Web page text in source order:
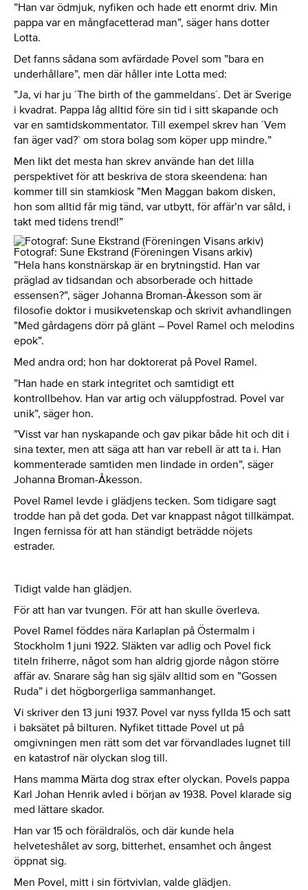
”Han var ödmjuk, nyfiken och hade ett enormt driv. Min
pappa var en mångfacetterad man”, säger hans dotter
Lotta.
Det fanns sådana som avfärdade Povel som ”bara en
underhållare”, men där håller inte Lotta med:
”Ja, vi har ju ´The birth of the gammeldans´. Det är Sverige
i kvadrat. Pappa låg alltid före sin tid i sitt skapande och
var en samtidskommentator. Till exempel skrev han ´Vem
fan äger vad?` om stora bolag som köper upp mindre.”
Men likt det mesta han skrev använde han det lilla
perspektivet för att beskriva de stora skeendena: han
kommer till sin stamkiosk ”Men Maggan bakom disken,
hon som alltid får mig tänd, var utbytt, för affär’n var såld, i
takt med tidens trend!”
Fotograf: Sune Ekstrand (Föreningen Visans arkiv)
”Hela hans konstnärskap är en brytningstid. Han var
präglad av tidsandan och absorberade och hittade
essensen?”, säger Johanna Broman-Åkesson som är
filosofie doktor i musikvetenskap och skrivit avhandlingen
”Med gårdagens dörr på glänt – Povel Ramel och melodins
epok”.
Med andra ord; hon har doktorerat på Povel Ramel.
”Han hade en stark integritet och samtidigt ett
kontrollbehov. Han var artig och väluppfostrad. Povel var
unik”, säger hon.
”Visst var han nyskapande och gav pikar både hit och dit i
sina texter, men att säga att han var rebell är att ta i. Han
kommenterade samtiden men lindade in orden”, säger
Johanna Broman-Åkesson.
Povel Ramel levde i glädjens tecken. Som tidigare sagt
trodde han på det goda. Det var knappast något tillkämpat.
Ingen fernissa för att han ständigt beträdde nöjets
estrader.
Tidigt valde han glädjen.
För att han var tvungen. För att han skulle överleva.
Povel Ramel föddes nära Karlaplan på Östermalm i
Stockholm 1 juni 1922. Släkten var adlig och Povel fick
titeln friherre, något som han aldrig gjorde någon större
affär av. Snarare såg han sig själv alltid som en ”Gossen
Ruda” i det högborgerliga sammanhanget.
Vi skriver den 13 juni 1937. Povel var nyss fyllda 15 och satt
i baksätet på bilturen. Nyfiket tittade Povel ut på
omgivningen men rätt som det var förvandlades lugnet till
en katastrof när olyckan slog till.
Hans mamma Märta dog strax efter olyckan. Povels pappa
Karl Johan Henrik avled i början av 1938. Povel klarade sig
med lättare skador.
Han var 15 och föräldralös, och där kunde hela
helveteshålet av sorg, bitterhet, ensamhet och ångest
öppnat sig.
Men Povel, mitt i sin förtvivlan, valde glädjen.